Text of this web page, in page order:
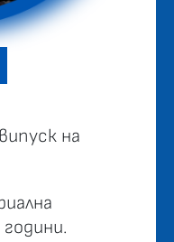
на